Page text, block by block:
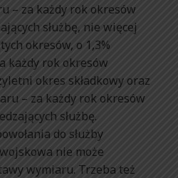
– za każdy rok okresów
służbę, nie więcej
okresów, o 1,3%
każdy rok okresów
okres składkowy oraz
– za każdy rok okresów
służbę.
do służby
nie może
wymiaru. Trzeba też